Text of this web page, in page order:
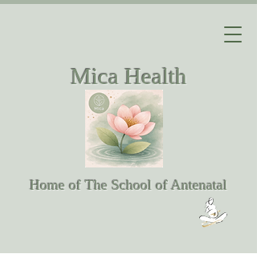
Mica Health
Home of The School of Antenatal